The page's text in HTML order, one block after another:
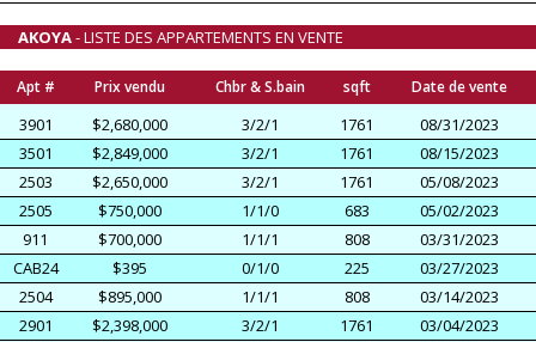
AKOYA- LISTE DES APPARTEMENTS EN VENTE
Apt # Prix vendu Chbr & S.bain sqft Date de vente
3901 $2,680,000 3/2/1 1761
08/31/2023
3501
$2,849,000 3/2/1 1761
08/15/2023
2503
$2,650,000 3/2/1 1761
05/08/2023
2505
$750,000 1/1/0 683
05/02/2023
911
$700,000 1/1/1 808
03/31/2023
CAB24
$395 0/1/0 225
03/27/2023
2504
$895,000 1/1/1 808
03/14/2023
2901
$2,398,000 3/2/1 1761
03/04/2023